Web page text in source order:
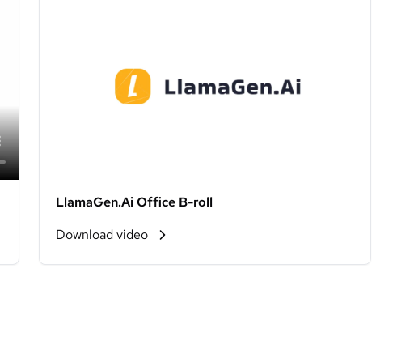
LlamaGen.Ai Office B-roll
Download video